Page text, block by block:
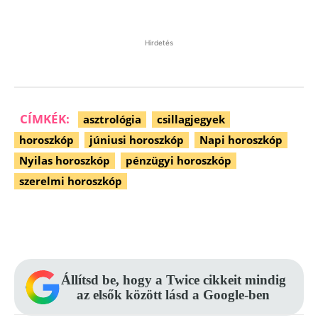
Hirdetés
CÍMKÉK: asztrológia
csillagjegyek
horoszkóp
júniusi horoszkóp
Napi horoszkóp
Nyilas horoszkóp
pénzügyi horoszkóp
szerelmi horoszkóp
Állítsd be, hogy a Twice cikkeit mindig
az elsők között lásd a Google-ben